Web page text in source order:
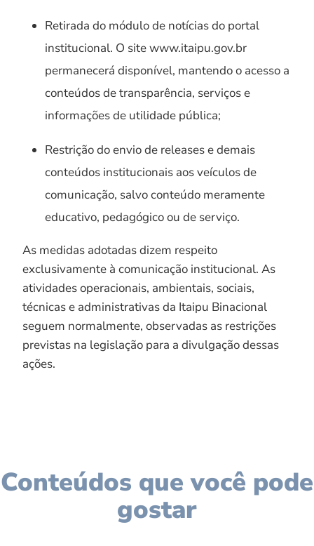
Retirada do módulo de notícias do portal
institucional. O site www.itaipu.gov.br
permanecerá disponível, mantendo o acesso a
conteúdos de transparência, serviços e
informações de utilidade pública;
Restrição do envio de releases e demais
conteúdos institucionais aos veículos de
comunicação, salvo conteúdo meramente
educativo, pedagógico ou de serviço.
As medidas adotadas dizem respeito
exclusivamente à comunicação institucional. As
atividades operacionais, ambientais, sociais,
técnicas e administrativas da Itaipu Binacional
seguem normalmente, observadas as restrições
previstas na legislação para a divulgação dessas
ações.
Conteúdos que você pode
gostar